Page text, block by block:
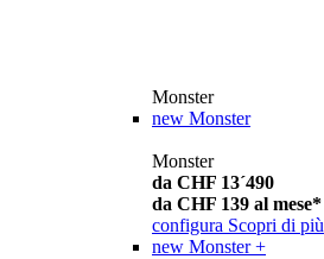
Monster
new Monster
Monster
da CHF 13´490
da CHF 139 al mese*
configura Scopri di più
new Monster +